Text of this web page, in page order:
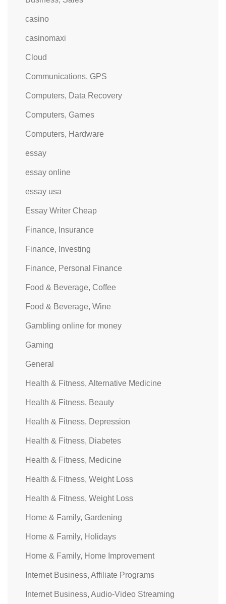
casino
casinomaxi
Cloud
Communications, GPS
Computers, Data Recovery
Computers, Games
Computers, Hardware
essay
essay online
essay usa
Essay Writer Cheap
Finance, Insurance
Finance, Investing
Finance, Personal Finance
Food & Beverage, Coffee
Food & Beverage, Wine
Gambling online for money
Gaming
General
Health & Fitness, Alternative Medicine
Health & Fitness, Beauty
Health & Fitness, Depression
Health & Fitness, Diabetes
Health & Fitness, Medicine
Health & Fitness, Weight Loss
Health & Fitness, Weight Loss
Home & Family, Gardening
Home & Family, Holidays
Home & Family, Home Improvement
Internet Business, Affiliate Programs
Internet Business, Audio-Video Streaming